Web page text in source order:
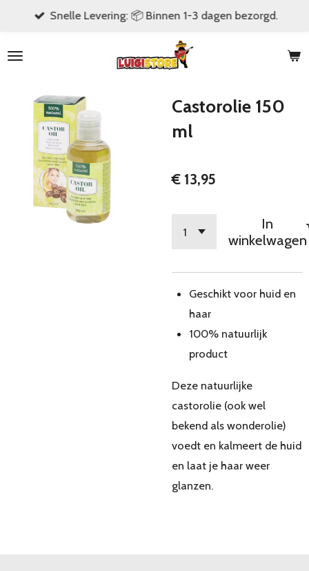
naar
hoofdinhoud
Snelle Levering: 📦 Binnen 1-3 dagen bezorgd.
Castorolie 150
ml
€ 13,95
In
winkelwagen
Geschikt voor huid en
haar
100% natuurlijk
product
Deze natuurlijke
castorolie (ook wel
bekend als wonderolie)
voedt en kalmeert de huid
en laat je haar weer
glanzen.